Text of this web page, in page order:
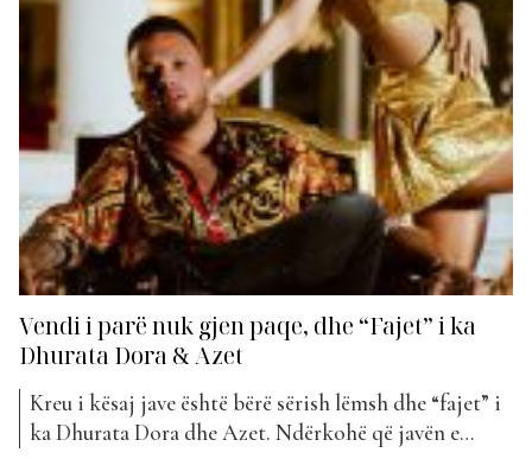
Vendi i parë nuk gjen paqe, dhe “Fajet” i ka
Dhurata Dora & Azet
Kreu i kësaj jave është bërë sërish lëmsh dhe “fajet” i
ka Dhurata Dora dhe Azet. Ndërkohë që javën e